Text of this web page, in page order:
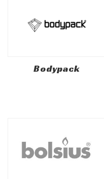
Bodypack